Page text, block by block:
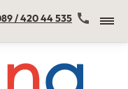
/ 420 44 535